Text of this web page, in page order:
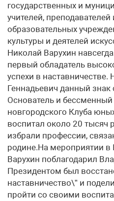
государственных и
учителей,
образовательных
культуры и деятелей
Николай Варухин
первый обладатель
успехи в
Геннадьевич данный знак
Основатель и бессменный
новгородского Клуба
воспитал около 20 тысяч
избрали профессии,
родине.На мероприятии
Варухин поблагодарил
Президентом был
наставничество\” и
пройти со своими